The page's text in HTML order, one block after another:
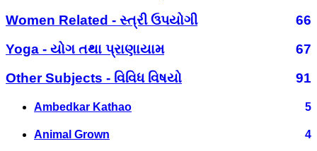
Women Related - સ્ત્રી ઉપયોગી
66
Yoga - યોગ તથા પ્રાણાયામ
67
Other Subjects - વિવિધ વિષયો
91
Ambedkar Kathao 5
Animal Grown 4